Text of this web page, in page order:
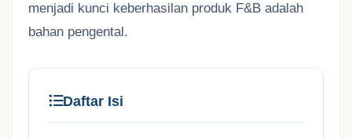
menjadi kunci keberhasilan produk F&B adalah
bahan pengental.
Daftar Isi